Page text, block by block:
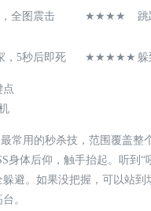
全图震击 ★★★★
，5秒后即死 ★★★★★ 躲
点
常用的秒杀技，范围覆盖整
身体后仰，触手抬起。听到“
避。如果没把握，可以站到
。